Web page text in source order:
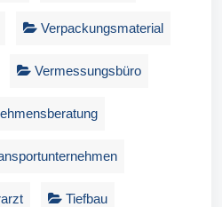
Verpackungsmaterial
Vermessungsbüro
Tiefbau